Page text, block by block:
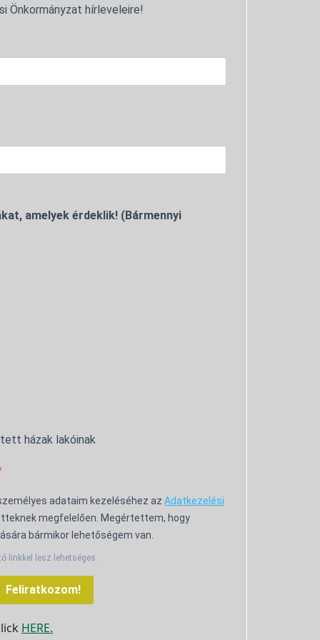
Önkormányzat hírleveleire!
amelyek érdeklik! (Bármennyi
házak lakóinak
adataim kezeléséhez az Adatkezelési
megfelelően. Megértettem, hogy
bármikor lehetőségem van.
linkkel lesz lehetséges.
Feliratkozom!
HERE.